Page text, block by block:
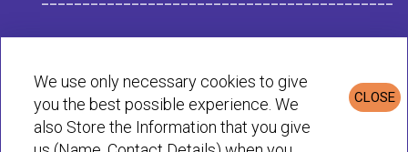
Política de Privacidad & Cookies
CLOSE
We use only necessary cookies to give
you the best possible experience. We
also Store the Information that you give